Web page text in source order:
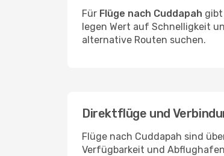
Für Flüge nach Cuddapah gibt
legen Wert auf Schnelligkeit
alternative Routen suchen.
Direktflüge und
Flüge nach Cuddapah sind
Verfügbarkeit und